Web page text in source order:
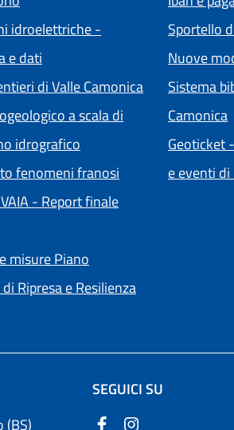
idroelettriche -
e dati
di Valle Camonica
a scala di
idrografico
fenomeni franosi
- Report finale
misure Piano
Ripresa e Resilienza
Sportello
Nuove
Sistema
Camonica
Geoticket
e eventi
(BS) (apre in un'altra scheda).
SEGUICI SU